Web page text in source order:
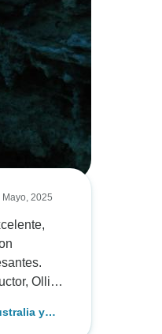
2025
Ollie,
y
y